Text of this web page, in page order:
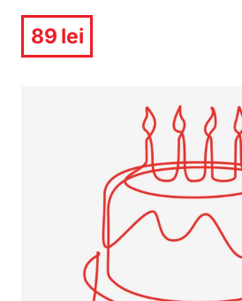
89 lei